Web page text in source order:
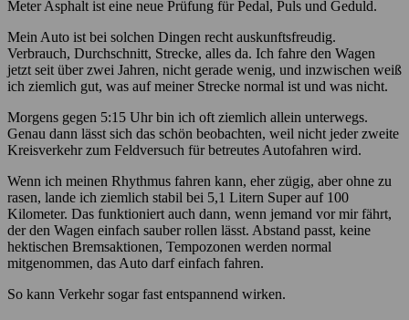
Meter Asphalt ist eine neue Prüfung für Pedal, Puls und Geduld.
Mein Auto ist bei solchen Dingen recht auskunftsfreudig.
Verbrauch, Durchschnitt, Strecke, alles da. Ich fahre den Wagen
jetzt seit über zwei Jahren, nicht gerade wenig, und inzwischen weiß
ich ziemlich gut, was auf meiner Strecke normal ist und was nicht.
Morgens gegen 5:15 Uhr bin ich oft ziemlich allein unterwegs.
Genau dann lässt sich das schön beobachten, weil nicht jeder zweite
Kreisverkehr zum Feldversuch für betreutes Autofahren wird.
Wenn ich meinen Rhythmus fahren kann, eher zügig, aber ohne zu
rasen, lande ich ziemlich stabil bei 5,1 Litern Super auf 100
Kilometer. Das funktioniert auch dann, wenn jemand vor mir fährt,
der den Wagen einfach sauber rollen lässt. Abstand passt, keine
hektischen Bremsaktionen, Tempozonen werden normal
mitgenommen, das Auto darf einfach fahren.
So kann Verkehr sogar fast entspannend wirken.